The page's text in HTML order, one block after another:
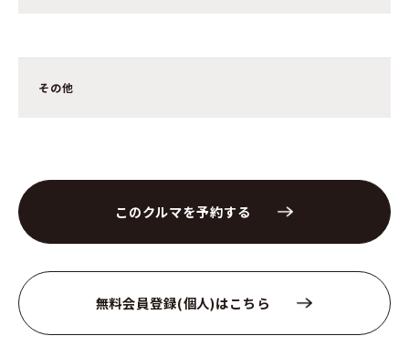
その他
このクルマを予約する
無料会員登録(個人)はこちら